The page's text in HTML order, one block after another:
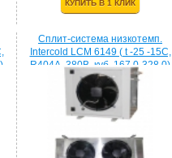
КУПИТЬ В 1 КЛИК
Сплит-система низкотемп.
Intercold LCM 6149 ( t -25 -15C,
R404A, 380В, куб. 167,0-328,0)